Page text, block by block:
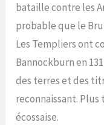
bataille contre les
probable que le
Les Templiers ont
Bannockburn en
des terres et des
reconnaissant. Plus
écossaise.